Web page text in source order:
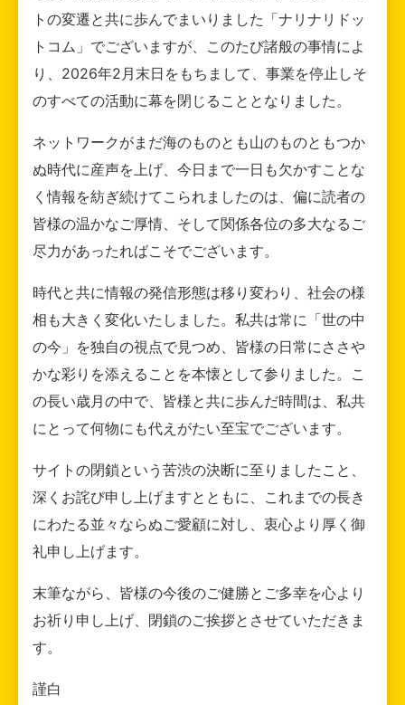
トの変遷と共に歩んでまいりました「ナリナリドッ
トコム」でございますが、このたび諸般の事情によ
り、2026年2月末日をもちまして、事業を停止しそ
のすべての活動に幕を閉じることとなりました。
ネットワークがまだ海のものとも山のものともつか
ぬ時代に産声を上げ、今日まで一日も欠かすことな
く情報を紡ぎ続けてこられましたのは、偏に読者の
皆様の温かなご厚情、そして関係各位の多大なるご
尽力があったればこそでございます。
時代と共に情報の発信形態は移り変わり、社会の様
相も大きく変化いたしました。私共は常に「世の中
の今」を独自の視点で見つめ、皆様の日常にささや
かな彩りを添えることを本懐として参りました。こ
の長い歳月の中で、皆様と共に歩んだ時間は、私共
にとって何物にも代えがたい至宝でございます。
サイトの閉鎖という苦渋の決断に至りましたこと、
深くお詫び申し上げますとともに、これまでの長き
にわたる並々ならぬご愛顧に対し、衷心より厚く御
礼申し上げます。
末筆ながら、皆様の今後のご健勝とご多幸を心より
お祈り申し上げ、閉鎖のご挨拶とさせていただきま
す。
謹白